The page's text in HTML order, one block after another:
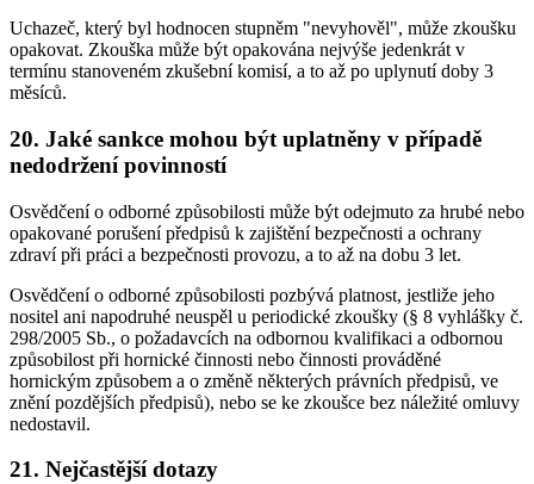
Uchazeč, který byl hodnocen stupněm "nevyhověl", může zkoušku
opakovat. Zkouška může být opakována nejvýše jedenkrát v
termínu stanoveném zkušební komisí, a to až po uplynutí doby 3
měsíců.
20. Jaké sankce mohou být uplatněny v případě
nedodržení povinností
Osvědčení o odborné způsobilosti může být odejmuto za hrubé nebo
opakované porušení předpisů k zajištění bezpečnosti a ochrany
zdraví při práci a bezpečnosti provozu, a to až na dobu 3 let.
Osvědčení o odborné způsobilosti pozbývá platnost, jestliže jeho
nositel ani napodruhé neuspěl u periodické zkoušky (§ 8 vyhlášky č.
298/2005 Sb., o požadavcích na odbornou kvalifikaci a odbornou
způsobilost při hornické činnosti nebo činnosti prováděné
hornickým způsobem a o změně některých právních předpisů, ve
znění pozdějších předpisů), nebo se ke zkoušce bez náležité omluvy
nedostavil.
21. Nejčastější dotazy